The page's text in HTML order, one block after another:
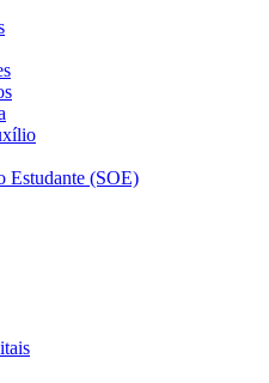
Estudante (SOE)